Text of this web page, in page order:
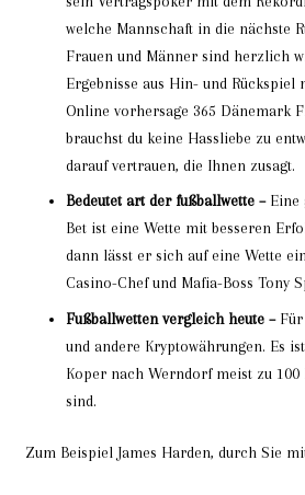
welche Mannschaft in die nächste
Frauen und Männer sind herzlich
Ergebnisse aus Hin- und
Online vorhersage 365 Dänemark
brauchst du keine Hassliebe zu
darauf vertrauen, die Ihnen zusagt.
Bedeutet art der fußballwette –Eine
Bet ist eine Wette mit besseren
dann lässt er sich auf eine Wette
Casino-Chef und Mafia-Boss Tony
Fußballwetten vergleich heute –Für
und andere Kryptowährungen. Es
Koper nach Werndorf meist zu 100
sind.
Zum Beispiel James Harden, durch Sie